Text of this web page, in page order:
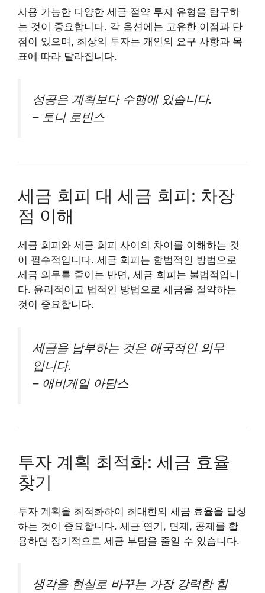
사용 가능한 다양한 세금 절약 투자 유형을 탐구하
는 것이 중요합니다. 각 옵션에는 고유한 이점과 단
점이 있으며, 최상의 투자는 개인의 요구 사항과 목
표에 따라 달라집니다.
성공은 계획보다 수행에 있습니다.
– 토니 로빈스
세금 회피 대 세금 회피: 차장
점 이해
세금 회피와 세금 회피 사이의 차이를 이해하는 것
이 필수적입니다. 세금 회피는 합법적인 방법으로
세금 의무를 줄이는 반면, 세금 회피는 불법적입니
다. 윤리적이고 법적인 방법으로 세금을 절약하는
것이 중요합니다.
세금을 납부하는 것은 애국적인 의무
입니다.
– 애비게일 아담스
투자 계획 최적화: 세금 효율
찾기
투자 계획을 최적화하여 최대한의 세금 효율을 달성
하는 것이 중요합니다. 세금 연기, 면제, 공제를 활
용하면 장기적으로 세금 부담을 줄일 수 있습니다.
생각을 현실로 바꾸는 가장 강력한 힘